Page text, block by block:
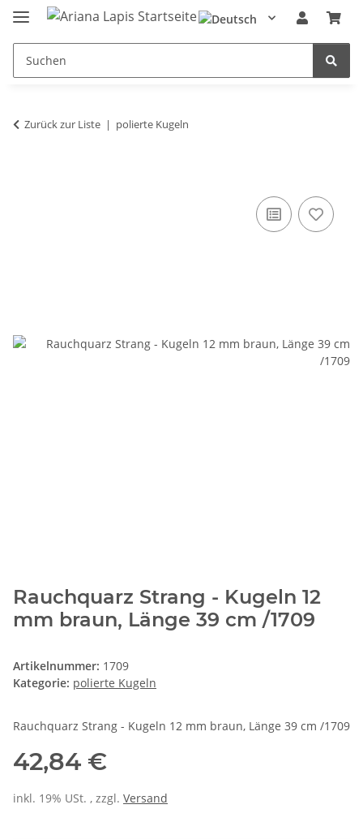
Zurück zur Liste polierte Kugeln
Rauchquarz Strang - Kugeln 12
mm braun, Länge 39 cm /1709
Artikelnummer: 1709
Kategorie: polierte Kugeln
Rauchquarz Strang - Kugeln 12 mm braun, Länge 39 cm /1709
42,84 €
inkl. 19% USt. , zzgl. Versand